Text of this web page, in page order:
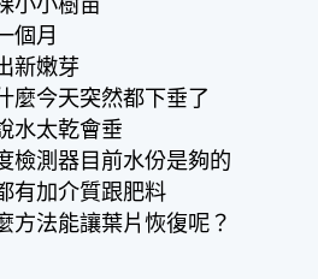
小小樹苗
個月
新嫩芽
麼今天突然都下垂了
水太乾會垂
檢測器目前水份是夠的
有加介質跟肥料
方法能讓葉片恢復呢？